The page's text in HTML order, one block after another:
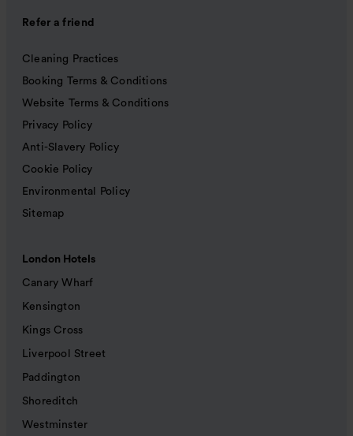
Refer a friend
Cleaning Practices
Booking Terms & Conditions
Website Terms & Conditions
Privacy Policy
Anti-Slavery Policy
Cookie Policy
Environmental Policy
Sitemap
London Hotels
Canary Wharf
Kensington
Kings Cross
Liverpool Street
Paddington
Shoreditch
Westminster